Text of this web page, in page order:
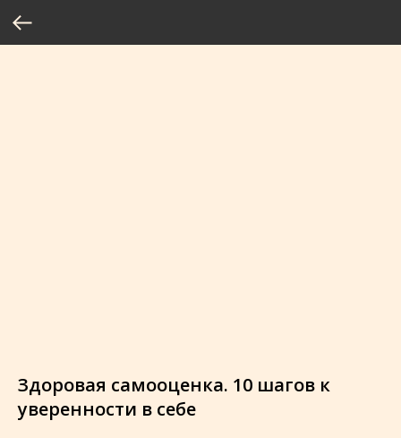
Здоровая самооценка. 10 шагов к
уверенности в себе